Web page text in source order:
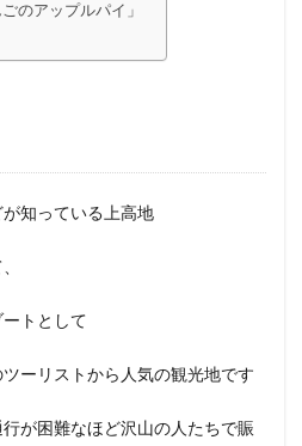
のアップルパイ」
知っている上高地
トとして
ーリストから人気の観光地です
が困難なほど沢山の人たちで賑